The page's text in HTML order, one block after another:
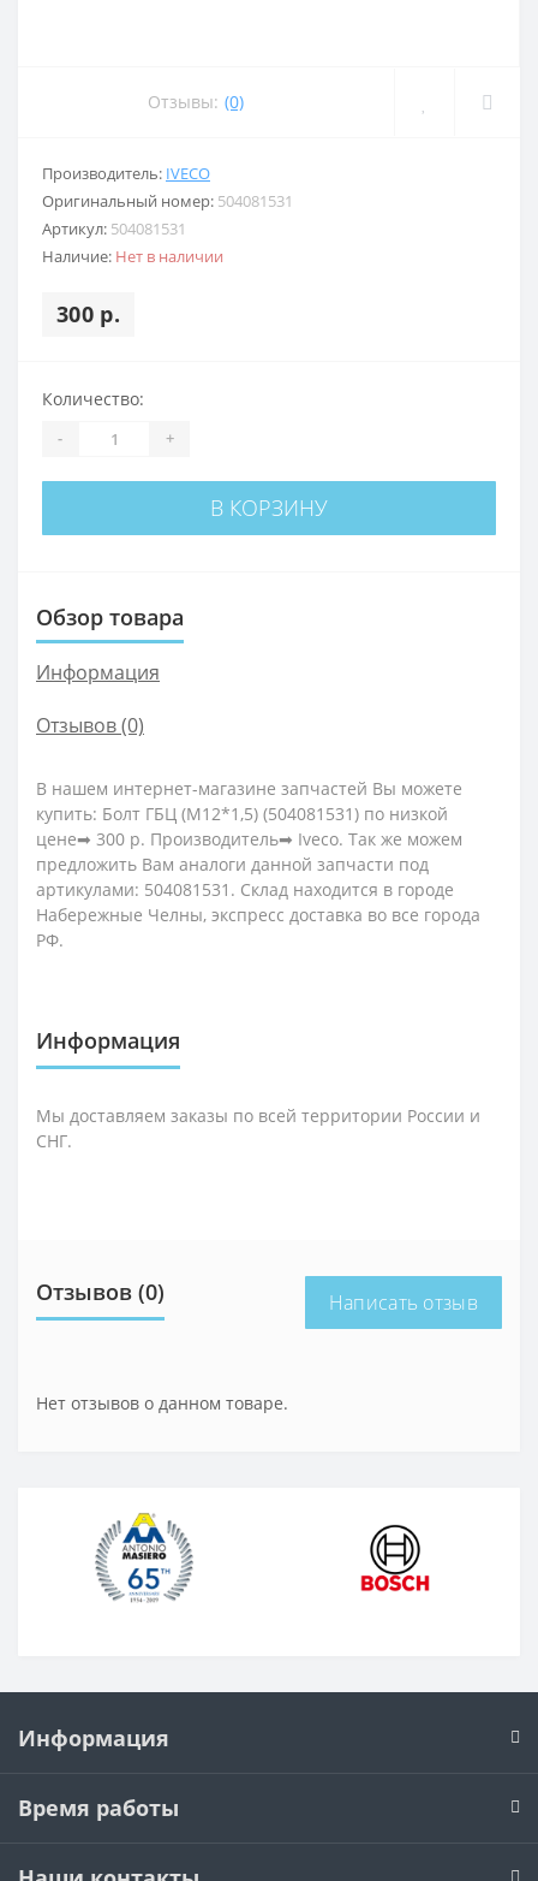
Отзывы: (0)
Производитель: IVECO
Оригинальный номер: 504081531
Артикул: 504081531
Наличие: Нет в наличии
300 р.
Количество:
- +
В КОРЗИНУ
Обзор товара
Информация
Отзывов (0)
В нашем интернет-магазине запчастей Вы можете
купить: Болт ГБЦ (М12*1,5) (504081531) по низкой
цене➡ 300 р. Производитель➡ Iveco. Так же можем
предложить Вам аналоги данной запчасти под
артикулами: 504081531. Склад находится в городе
Набережные Челны, экспресс доставка во все города
РФ.
Информация
Мы доставляем заказы по всей территории России и
СНГ.
Отзывов (0) Написать отзыв
Нет отзывов о данном товаре.
Информация
Время работы